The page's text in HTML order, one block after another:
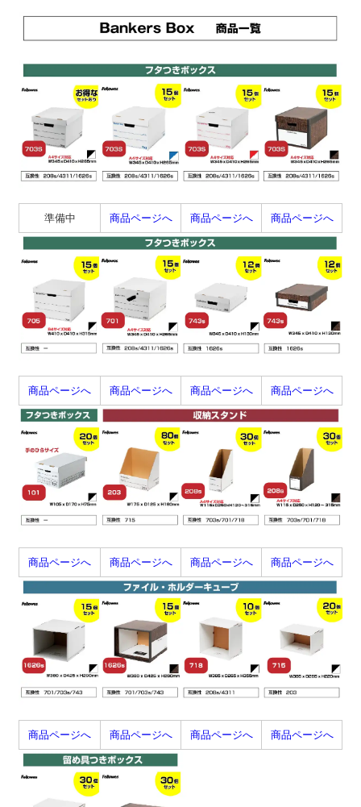
準備中 商品ページへ 商品ページへ 商品ページへ
商品ページへ 商品ページへ 商品ページへ 商品ページへ
商品ページへ 商品ページへ 商品ページへ 商品ページへ
商品ページへ 商品ページへ 商品ページへ 商品ページへ